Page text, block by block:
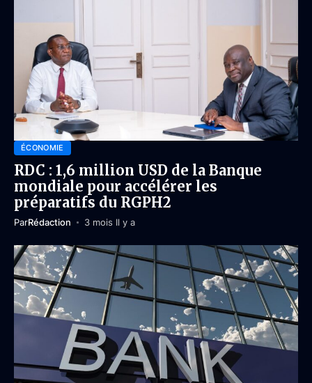
ÉCONOMIE
RDC : 1,6 million USD de la Banque
mondiale pour accélérer les
préparatifs du RGPH2
ParRédaction 3 mois Il y a